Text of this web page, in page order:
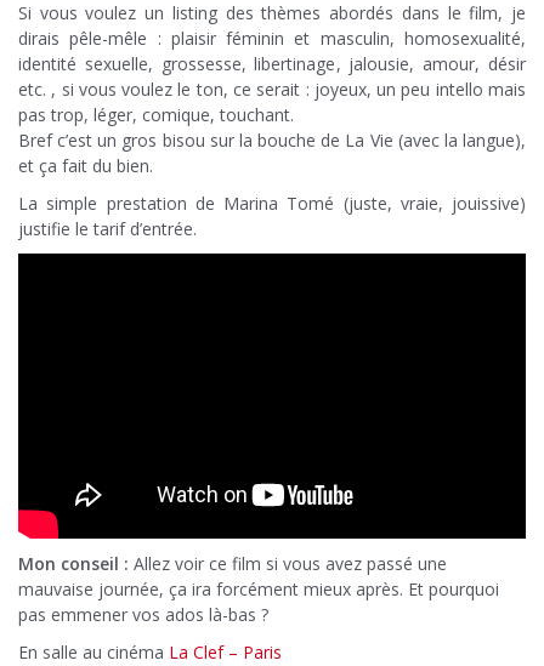
Si vous voulez un listing des thèmes abordés dans le film, je
dirais pêle-mêle : plaisir féminin et masculin, homosexualité,
identité sexuelle, grossesse, libertinage, jalousie, amour, désir
etc. , si vous voulez le ton, ce serait : joyeux, un peu intello mais
pas trop, léger, comique, touchant.
Bref c’est un gros bisou sur la bouche de La Vie (avec la langue),
et ça fait du bien.
La simple prestation de Marina Tomé (juste, vraie, jouissive)
justifie le tarif d’entrée.
Mon conseil : Allez voir ce film si vous avez passé une
mauvaise journée, ça ira forcément mieux après. Et pourquoi
pas emmener vos ados là-bas ?
En salle au cinéma La Clef – Paris